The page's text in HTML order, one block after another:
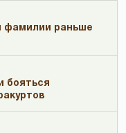
фамилии раньше
бояться